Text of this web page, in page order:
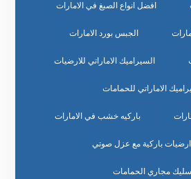
افضل انواع الصبغ في الامارات
الجبس بورد الامارات
السيراميك الاماراتي للارضيات
الاماراتي للحمامات
باركيه خشب في الامارات
باركية مع عزل صوتي
مجاري الحمامات